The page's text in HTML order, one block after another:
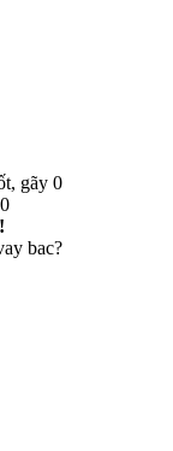
gãy 0
bac?